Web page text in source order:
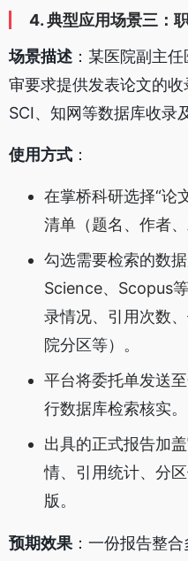
4. 典型应用场景三：
场景描述：某医院副主
审要求提供发表论文的
SCI、知网等数据库收录
使用方式 ：
在掌桥科研选择“论
清单（题名、作者
勾选需要检索的数
Science、Scopus
录情况、引用次数
院分区等）。
平台将委托单发送
行数据库检索核实。
出具的正式报告加
情、引用统计、分
版。
预期效果：一份报告整